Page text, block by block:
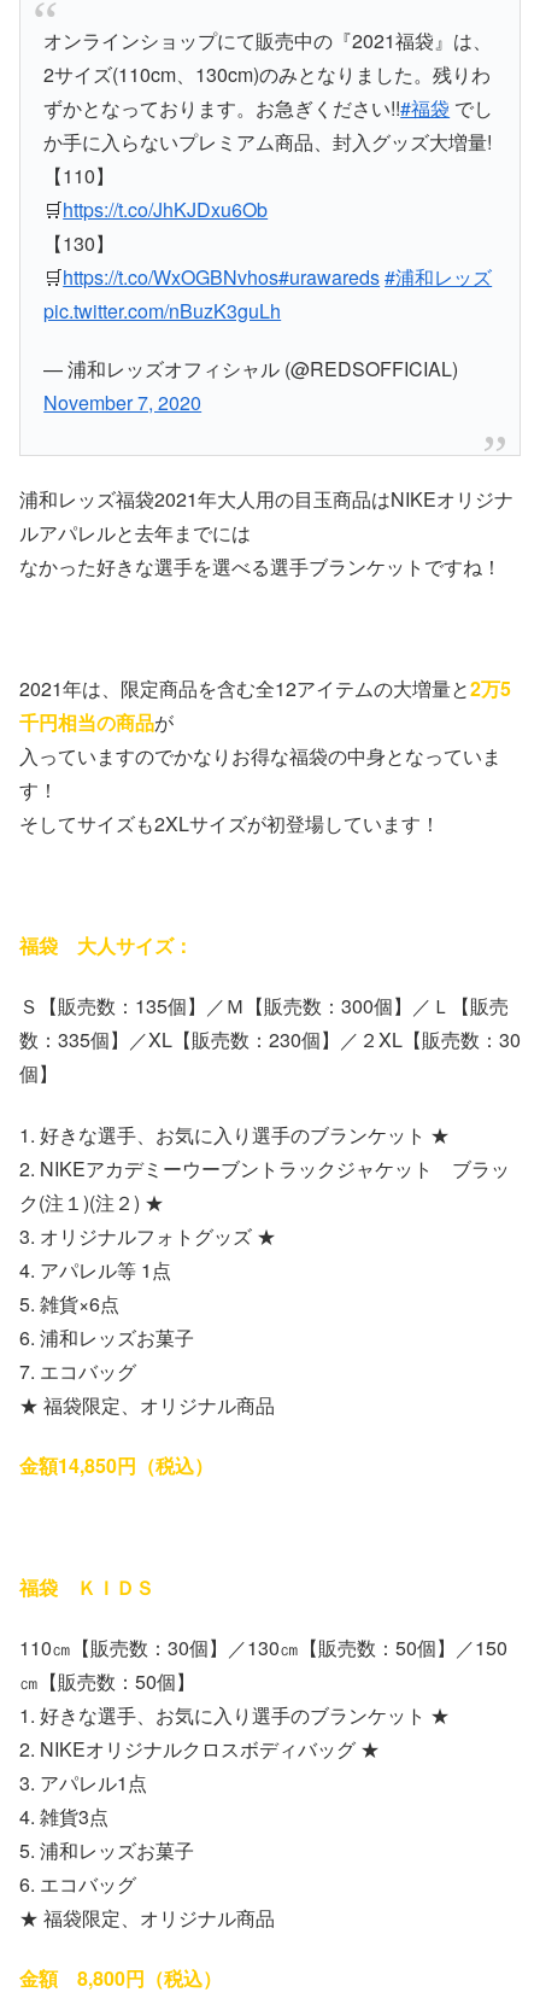
オンラインショップにて販売中の『2021福袋』は、
2サイズ(110cm、130cm)のみとなりました。残りわ
ずかとなっております。お急ぎください!!#福袋 でし
か手に入らないプレミアム商品、封入グッズ大増量!
【110】
🛒https://t.co/JhKJDxu6Ob
【130】
🛒https://t.co/WxOGBNvhos#urawareds#浦和レッズ
pic.twitter.com/nBuzK3guLh
— 浦和レッズオフィシャル (@REDSOFFICIAL)
November 7, 2020
浦和レッズ福袋2021年大人用の目玉商品はNIKEオリジナ
ルアパレルと去年までには
なかった好きな選手を選べる選手ブランケットですね！
2021年は、限定商品を含む全12アイテムの大増量と2万5
千円相当の商品が
入っていますのでかなりお得な福袋の中身となっていま
す！
そしてサイズも2XLサイズが初登場しています！
福袋 大人サイズ：
Ｓ【販売数：135個】／Ｍ【販売数：300個】／Ｌ【販売
数：335個】／XL【販売数：230個】／２XL【販売数：30
個】
1. 好きな選手、お気に入り選手のブランケット ★
2. NIKEアカデミーウーブントラックジャケット ブラッ
ク(注１)(注２) ★
3. オリジナルフォトグッズ ★
4. アパレル等 1点
5. 雑貨×6点
6. 浦和レッズお菓子
7. エコバッグ
★ 福袋限定、オリジナル商品
金額14,850円（税込）
福袋 ＫＩＤＳ
110㎝【販売数：30個】／130㎝【販売数：50個】／150
㎝【販売数：50個】
1. 好きな選手、お気に入り選手のブランケット ★
2. NIKEオリジナルクロスボディバッグ ★
3. アパレル1点
4. 雑貨3点
5. 浦和レッズお菓子
6. エコバッグ
★ 福袋限定、オリジナル商品
金額 8,800円（税込）